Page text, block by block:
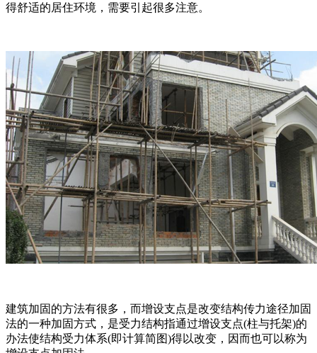
得舒适的居住环境，需要引起很多注意。
建筑加固的方法有很多，而增设支点是改变结构传力途径加固
法的一种加固方式，是受力结构指通过增设支点(柱与托架)的
办法使结构受力体系(即计算简图)得以改变，因而也可以称为